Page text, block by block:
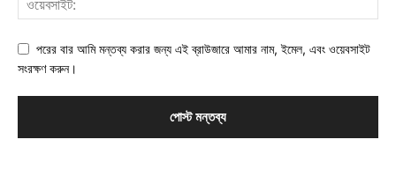
পরের বার আমি মন্তব্য করার জন্য এই ব্রাউজারে আমার নাম, ইমেল, এবং ওয়েবসাইট
সংরক্ষণ করুন।